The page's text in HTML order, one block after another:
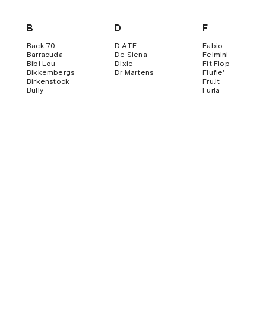
B
Back 70
Barracuda
Bibi Lou
Bikkembergs
Birkenstock
Bully
D
D.a.t.e.
De Siena
Dixie
Dr Martens
F
Fabio
Felmini
Fit Flop
Flufie'
Fru.it
Furla